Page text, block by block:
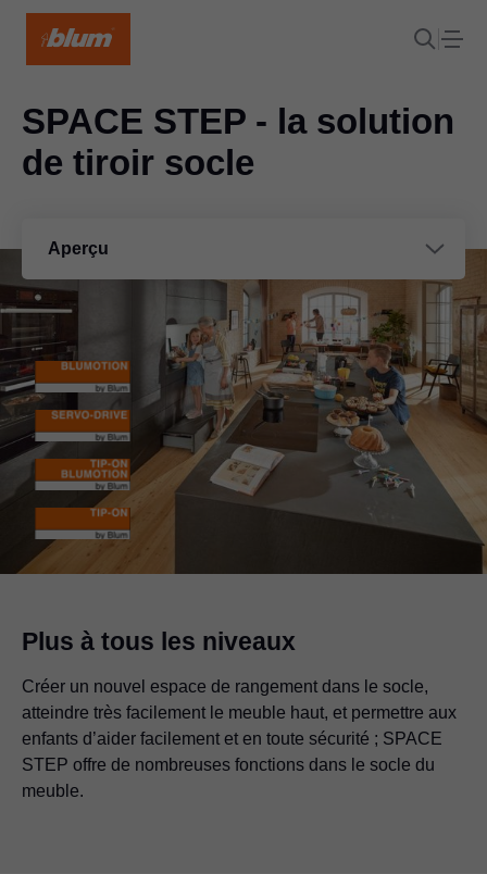
Aperçu
SPACE STEP - la solution
de tiroir socle
Plus à tous les niveaux
Créer un nouvel espace de rangement dans le socle,
atteindre très facilement le meuble haut, et permettre aux
enfants d’aider facilement et en toute sécurité ; SPACE
STEP offre de nombreuses fonctions dans le socle du
meuble.